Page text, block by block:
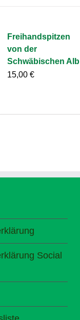
Freihandspitzen
von der
Schwäbischen Alb
15,00 €
Social